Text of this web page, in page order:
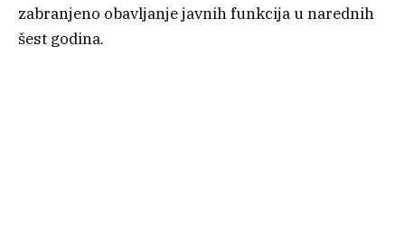
zabranjeno obavljanje javnih funkcija u narednih
šest godina.